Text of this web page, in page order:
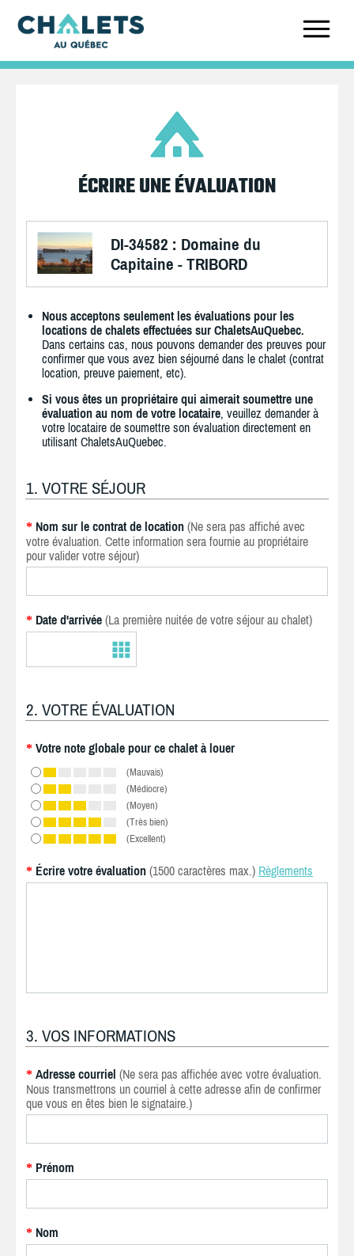
ÉCRIRE UNE ÉVALUATION
DI-34582 : Domaine du
Capitaine - TRIBORD
Nous acceptons seulement les évaluations pour les
locations de chalets effectuées sur ChaletsAuQuebec.
Dans certains cas, nous pouvons demander des preuves pour
confirmer que vous avez bien séjourné dans le chalet (contrat
location, preuve paiement, etc).
Si vous êtes un propriétaire qui aimerait soumettre une
évaluation au nom de votre locataire, veuillez demander à
votre locataire de soumettre son évaluation directement en
utilisant ChaletsAuQuebec.
1. VOTRE SÉJOUR
* Nom sur le contrat de location (Ne sera pas affiché avec
votre évaluation. Cette information sera fournie au propriétaire
pour valider votre séjour)
* Date d'arrivée (La première nuitée de votre séjour au chalet)
2. VOTRE ÉVALUATION
* Votre note globale pour ce chalet à louer
(Mauvais)
(Médiocre)
(Moyen)
(Très bien)
(Excellent)
* Écrire votre évaluation (1500 caractères max.) Règlements
3. VOS INFORMATIONS
* Adresse courriel (Ne sera pas affichée avec votre évaluation.
Nous transmettrons un courriel à cette adresse afin de confirmer
que vous en êtes bien le signataire.)
* Prénom
* Nom